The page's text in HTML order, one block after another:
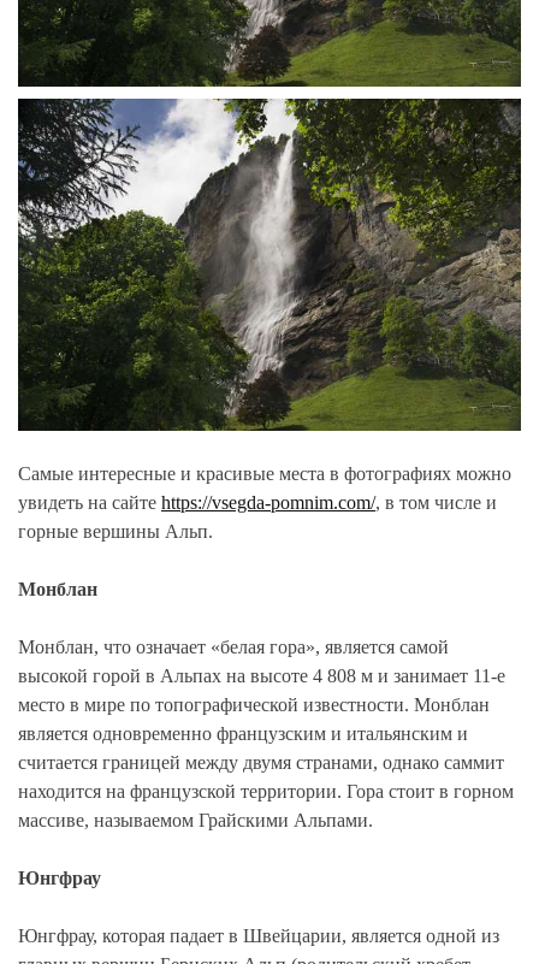
Самые интересные и красивые места в фотографиях можно
увидеть на сайте https://vsegda-pomnim.com/, в том числе и
горные вершины Альп.
Монблан
Монблан, что означает «белая гора», является самой
высокой горой в Альпах на высоте 4 808 м и занимает 11-е
место в мире по топографической известности. Монблан
является одновременно французским и итальянским и
считается границей между двумя странами, однако саммит
находится на французской территории. Гора стоит в горном
массиве, называемом Грайскими Альпами.
Юнгфрау
Юнгфрау, которая падает в Швейцарии, является одной из